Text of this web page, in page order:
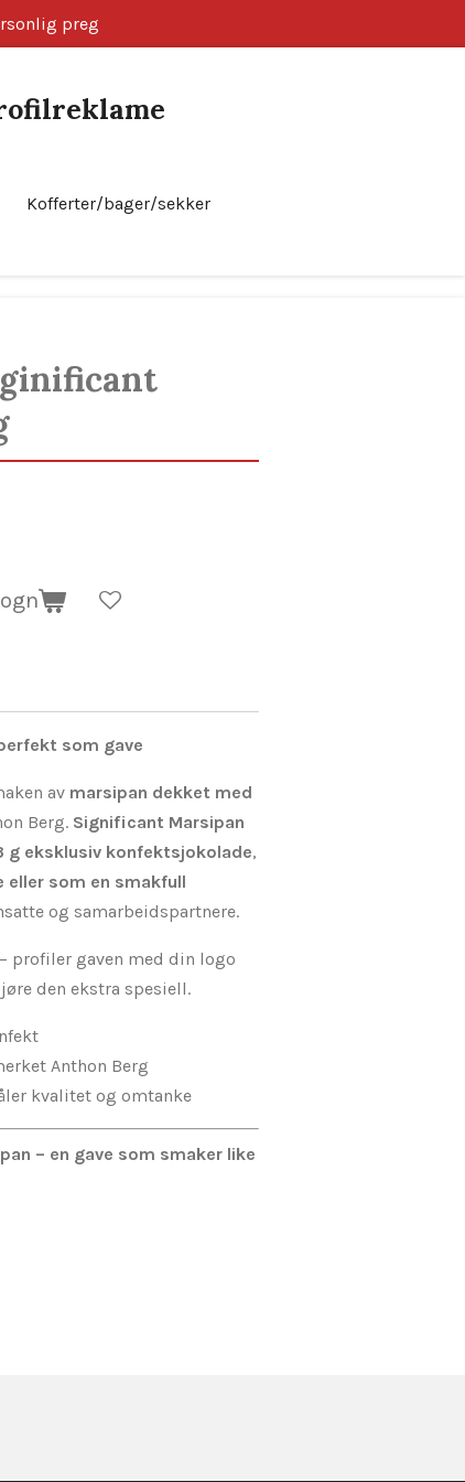
preg
Kofferter/bager/sekker
som gave
av marsipan dekket med
Berg. Significant Marsipan
g eksklusiv konfektsjokolade,
eller som en smakfull
og samarbeidspartnere.
– profiler gaven med din logo
den ekstra spesiell.
Anthon Berg
kvalitet og omtanke
– en gave som smaker like